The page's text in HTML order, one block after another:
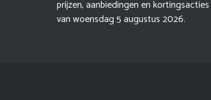
prijzen, aanbiedingen en kortingsacties
van woensdag 5 augustus 2026.